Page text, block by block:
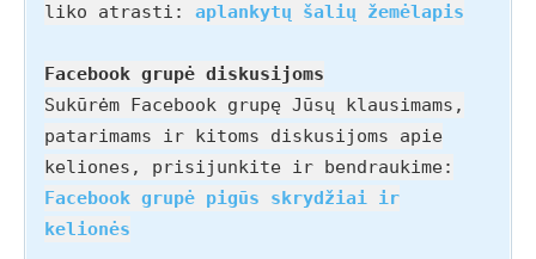
liko atrasti: aplankytų šalių žemėlapis
Facebook grupė diskusijoms
Sukūrėm Facebook grupę Jūsų klausimams,
patarimams ir kitoms diskusijoms apie
keliones, prisijunkite ir bendraukime:
Facebook grupė pigūs skrydžiai ir
kelionės